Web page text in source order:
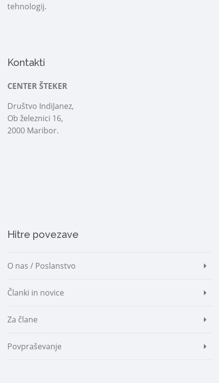
tehnologij.
Kontakti
CENTER ŠTEKER
Društvo IndiJanez,
Ob železnici 16,
2000 Maribor.
Hitre povezave
O nas / Poslanstvo
Članki in novice
Za člane
Povpraševanje